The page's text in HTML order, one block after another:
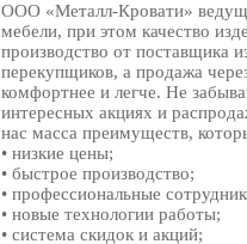
ООО «Металл-Кровати»
мебели, при этом качество
производство от поставщика
перекупщиков, а продажа
комфортнее и легче. Не
интересных акциях и
нас масса преимуществ,
• низкие цены;
• быстрое производство;
• профессиональные
• новые технологии работы;
• система скидок и акций;